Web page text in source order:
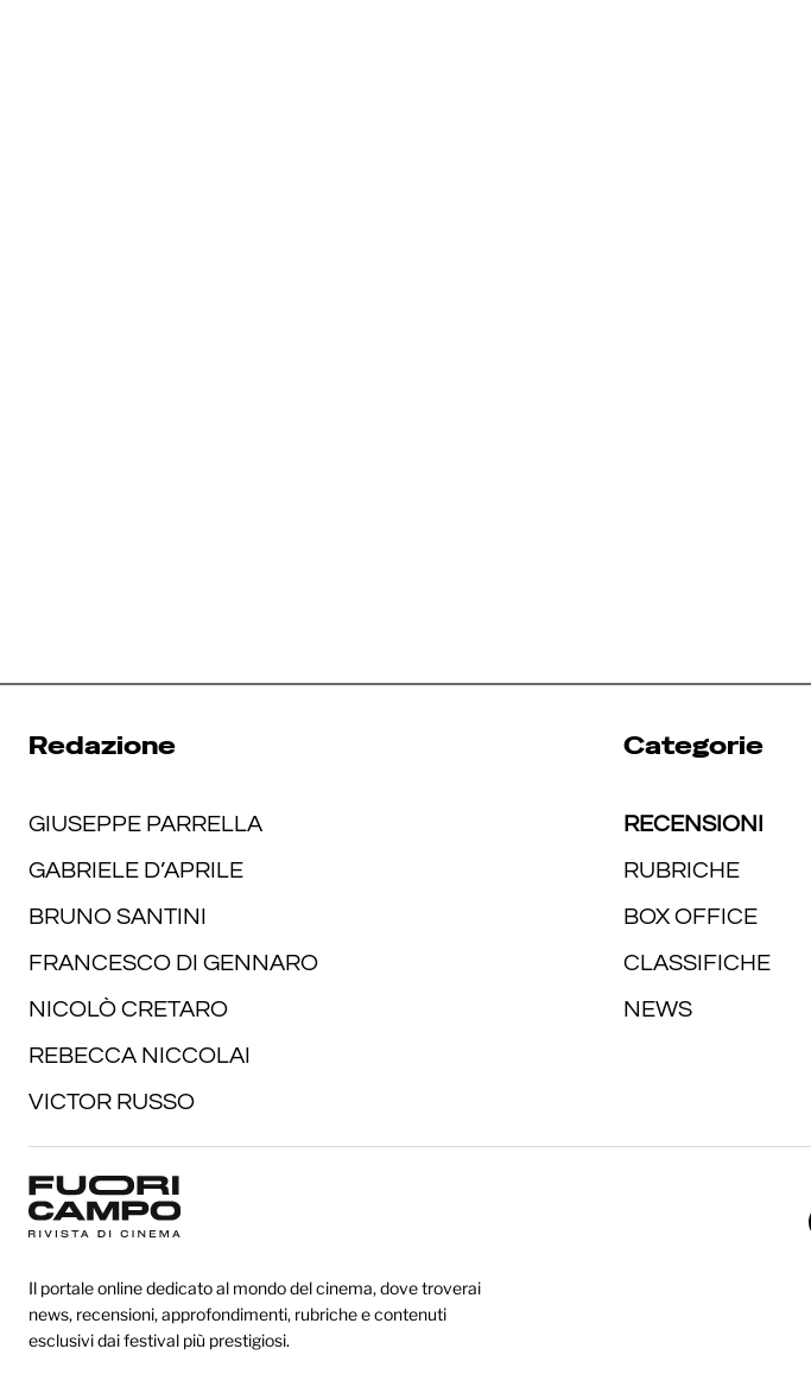
Il portale online dedicato al mondo del cinema, dove troverai
news, recensioni, approfondimenti, rubriche e contenuti
esclusivi dai festival più prestigiosi.
Redazione
GIUSEPPE PARRELLA
GABRIELE D’APRILE
BRUNO SANTINI
FRANCESCO DI GENNARO
NICOLÒ CRETARO
REBECCA NICCOLAI
VICTOR RUSSO
Categorie
RECENSIONI
RUBRICHE
BOX OFFICE
CLASSIFICHE
NEWS